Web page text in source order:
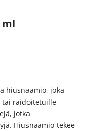
ml
hiusnaamio, joka
tai raidoitetuille
jotka
Hiusnaamio tekee